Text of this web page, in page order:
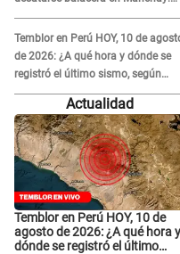
Exponen impactantes imágenes
Temblor en Perú HOY, 10 de
de 2026: ¿A qué hora y dónde se
registró el último sismo, según
IGP?
Actualidad
Temblor en Perú HOY, 10 de
agosto de 2026: ¿A qué hora y
dónde se registró el último